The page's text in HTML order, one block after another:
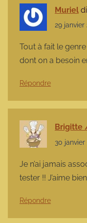
Muriel
29 janvier
Tout à fait le
dont on a besoin
Répondre
Brigitte
30 janvier
Je n’ai jamais
tester !! J’aime
Répondre